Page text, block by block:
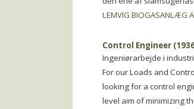
LEMVIG BIOGASANLÆG
Control Engineer
Ingeniørarbejde i
For our Loads and
looking for a control
level aim of minimizing